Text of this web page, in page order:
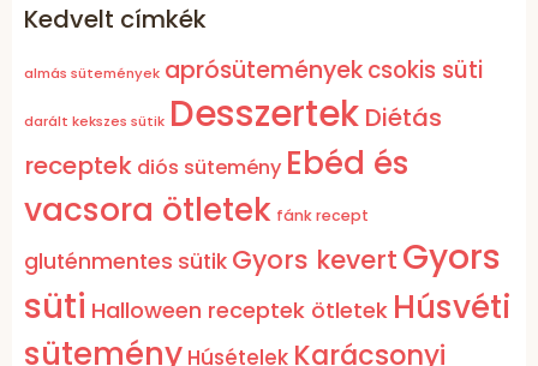
Kedvelt címkék
almás sütemények aprósüteményekcsokis süti
darált kekszes sütik Desszertek Diétás
receptek diós sütemény Ebéd és
vacsora ötletek fánk recept
gluténmentes sütik Gyors kevert Gyors
süti Halloween receptek ötletek Húsvéti
sütemény Húsételek Karácsonyi